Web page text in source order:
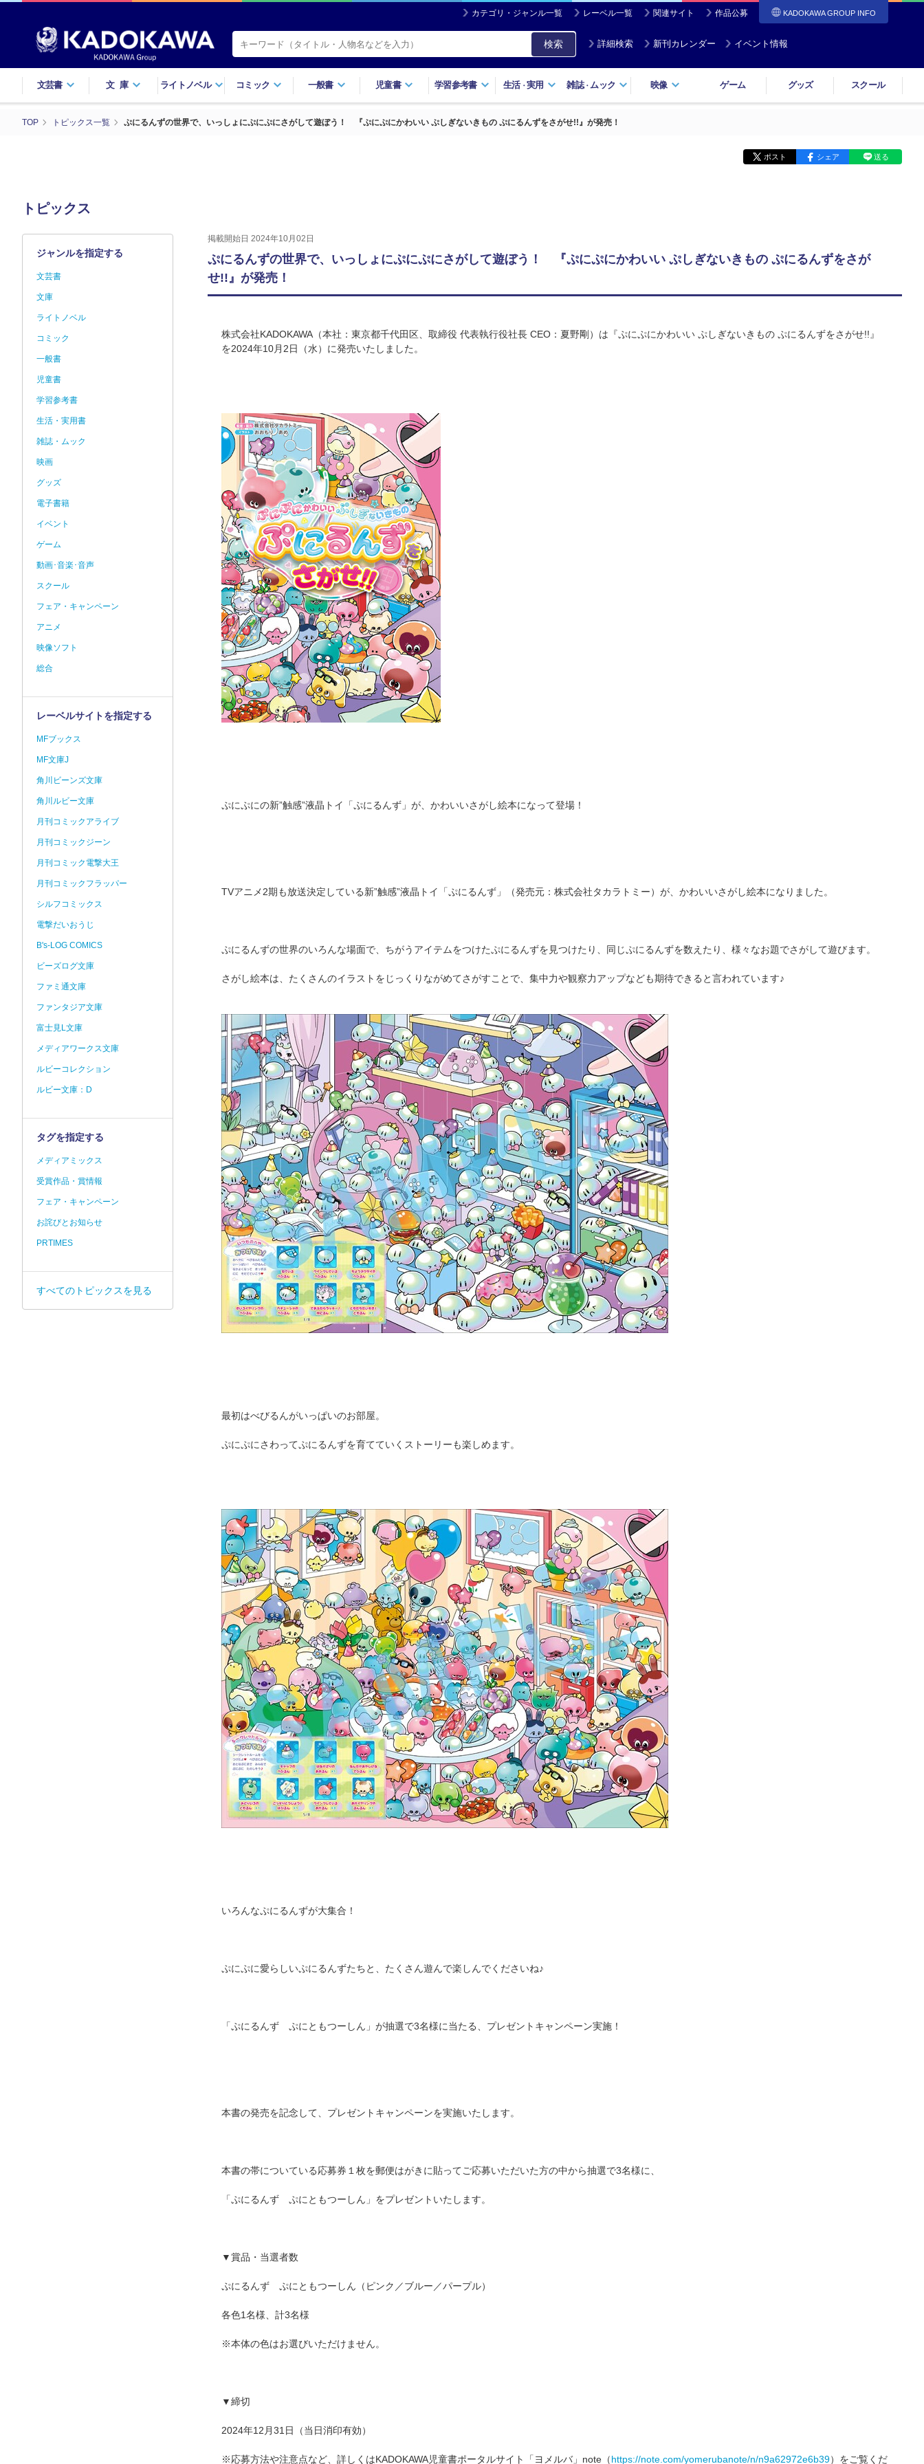
カテゴリ・ジャンル一覧 レーベル一覧 関連サイト 作品公募 KADOKAWA GROUP INFO
検索 詳細検索 新刊カレンダー イベント情報
文芸書 文庫 ライトノベル コミック 一般書 児童書 学習参考書 生活・実用 雑誌・ ムック 映像 ゲーム グッズ スクール
TOP トピックス一覧 ぷにるんずの世界で、いっしょにぷにぷにさがして遊ぼう！ 『ぷにぷにかわいい ぷしぎないきもの ぷにるんずをさがせ!!』が発売！
ポスト シェア 送る
トピックス
掲載開始日 2024年10月02日
ぷにるんずの世界で、いっしょにぷにぷにさがして遊ぼう！ 『ぷにぷにかわいい ぷしぎないきもの ぷにるんずをさが
せ!!』が発売！
株式会社KADOKAWA（本社：東京都千代田区、取締役 代表執行役社長 CEO：夏野剛）は『ぷにぷにかわいい ぷしぎないきもの ぷにるんずをさがせ!!』
を2024年10月2日（水）に発売いたしました。
ぷにぷにの新”触感”液晶トイ「ぷにるんず」が、かわいいさがし絵本になって登場！
TVアニメ2期も放送決定している新”触感”液晶トイ「ぷにるんず」（発売元：株式会社タカラトミー）が、かわいいさがし絵本になりました。
ぷにるんずの世界のいろんな場面で、ちがうアイテムをつけたぷにるんずを見つけたり、同じぷにるんずを数えたり、様々なお題でさがして遊びます。
さがし絵本は、たくさんのイラストをじっくりながめてさがすことで、集中力や観察力アップなども期待できると言われています♪
最初はべびるんがいっぱいのお部屋。
ぷにぷにさわってぷにるんずを育てていくストーリーも楽しめます。
いろんなぷにるんずが大集合！
ぷにぷに愛らしいぷにるんずたちと、たくさん遊んで楽しんでくださいね♪
「ぷにるんず ぷにともつーしん」が抽選で3名様に当たる、プレゼントキャンペーン実施！
本書の発売を記念して、プレゼントキャンペーンを実施いたします。
本書の帯についている応募券１枚を郵便はがきに貼ってご応募いただいた方の中から抽選で3名様に、
「ぷにるんず ぷにともつーしん」をプレゼントいたします。
▼賞品・当選者数
ぷにるんず ぷにともつーしん（ピンク／ブルー／パープル）
各色1名様、計3名様
※本体の色はお選びいただけません。
▼締切
2024年12月31日（当日消印有効）
※応募方法や注意点など、詳しくはKADOKAWA児童書ポータルサイト「ヨメルバ」note（https://note.com/yomerubanote/n/n9a62972e6b39）をご覧くだ
ジャンルを指定する
文芸書
文庫
ライトノベル
コミック
一般書
児童書
学習参考書
生活・実用書
雑誌・ムック
映画
グッズ
電子書籍
イベント
ゲーム
動画･音楽･音声
スクール
フェア・キャンペーン
アニメ
映像ソフト
総合
レーベルサイトを指定する
MFブックス
MF文庫J
角川ビーンズ文庫
角川ルビー文庫
月刊コミックアライブ
月刊コミックジーン
月刊コミック電撃大王
月刊コミックフラッパー
シルフコミックス
電撃だいおうじ
B's-LOG COMICS
ビーズログ文庫
ファミ通文庫
ファンタジア文庫
富士見L文庫
メディアワークス文庫
ルビーコレクション
ルビー文庫：D
タグを指定する
メディアミックス
受賞作品・賞情報
フェア・キャンペーン
お詫びとお知らせ
PRTIMES
すべてのトピックスを見る